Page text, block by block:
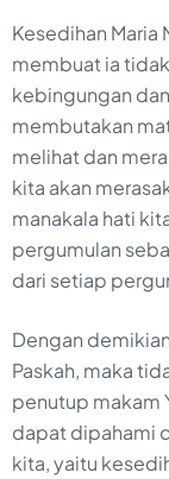
Kesedihan
membuat ia
kebingungan
membutakan
melihat dan
kita akan
manakala hati
pergumulan
dari setiap
Dengan
Paskah, maka
penutup makam
dapat dipahami
kita, yaitu